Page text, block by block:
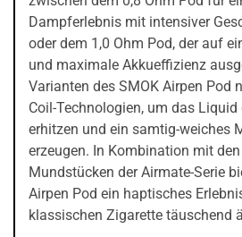
Dampferlebnis mit intensiver
oder dem 1,0 Ohm Pod, der auf
und maximale Akkueffizienz
Varianten des SMOK Airpen Pod
Coil-Technologien, um das
erhitzen und ein samtig-weiches
erzeugen. In Kombination mit
Mundstücken der Airmate-Serie
Airpen Pod ein haptisches
klassischen Zigarette täuschend